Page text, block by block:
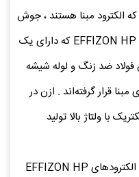
الکترود مبنا هستند ، جوش
داده می‌شوند . هر کدام از الکترودهای EFFIZON HP که دارای یک
فولاد ضد زنگ و لوله‌ شیشه
قرار گرفته‌اند . ازن در
با ولتاژ بالا تولید
شرکت ITT Water & Wastewater الکترودهای EFFIZON HP